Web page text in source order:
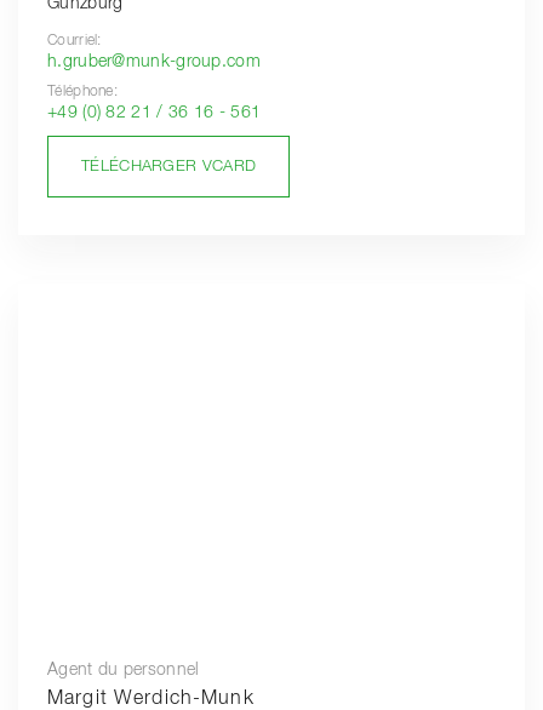
Günzburg
Courriel:
h.gruber@munk-group.com
Téléphone:
+49 (0) 82 21 / 36 16 - 561
TÉLÉCHARGER VCARD
Agent du personnel
Margit Werdich-Munk